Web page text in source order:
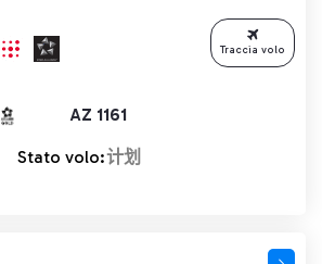
AZ 1161
Stato volo:计划
Traccia volo